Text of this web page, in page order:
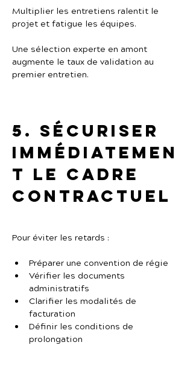
Multiplier les entretiens ralentit le
projet et fatigue les équipes.
Une sélection experte en amont
augmente le taux de validation au
premier entretien.
5. Sécuriser
immédiatemen
t le cadre
contractuel
Pour éviter les retards :
Préparer une convention de régie
Vérifier les documents
administratifs
Clarifier les modalités de
facturation
Définir les conditions de
prolongation